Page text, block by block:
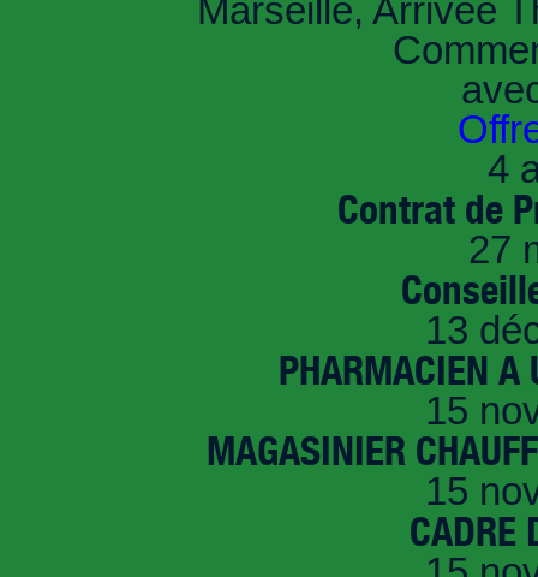
Marseille, Arrivée
4
Contrat de
27
13
PHARMACIEN A
15
MAGASINIER
15
CADRE